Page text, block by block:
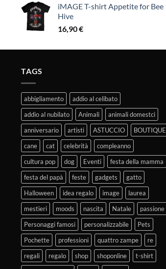
iMAGE T-shirt Appetite for Bee
Hive
16,90€
TAGS
abbigliamento
addio al celibato
addio al nubilato
Animali
animali domestci
anniversario
artisti ASTUCCIO
BOUTIQUE
cane
cat celebrità
compleanno
cultura pop
dog Eventi
festa della mamma
festa del papà
feste gadgets
gatto
Halloween
idea regalo image
laurea
mestieri
moods nascita Natale
passione
Personaggi famosi
personalizzabile
Pets
Pochette
professioni quattro zampe
re
regali
regalo shop shoponline
t-shirt